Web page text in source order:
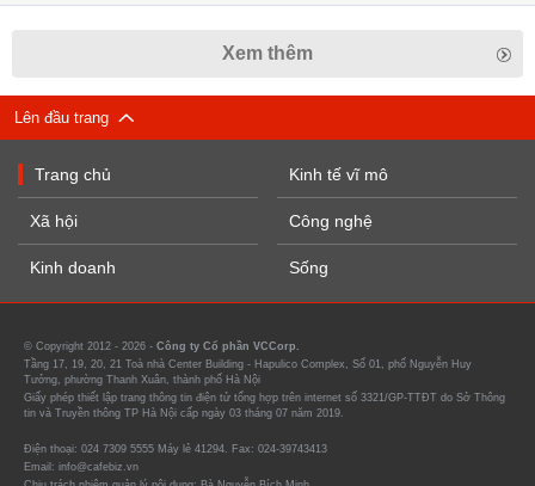
Xem thêm
Lên đầu trang
Trang chủ
Xã hội
Kinh doanh
Kinh tế vĩ mô
Công nghệ
Sống
© Copyright 2012 - 2026 - Công ty Cổ phần VCCorp.
Tầng 17, 19, 20, 21 Toà nhà Center Building - Hapulico Complex, Số 01, phố Nguyễn Huy
Tưởng, phường Thanh Xuân, thành phố Hà Nội
Giấy phép thiết lập trang thông tin điện tử tổng hợp trên internet số 3321/GP-TTĐT do Sở Thông
tin và Truyền thông TP Hà Nội cấp ngày 03 tháng 07 năm 2019.
Điện thoại: 024 7309 5555 Máy lẻ 41294. Fax: 024-39743413
Email: info@cafebiz.vn